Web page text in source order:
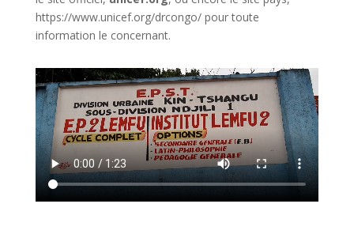
https://www.unicef.org/drcongo/pour toute
information le concernant.